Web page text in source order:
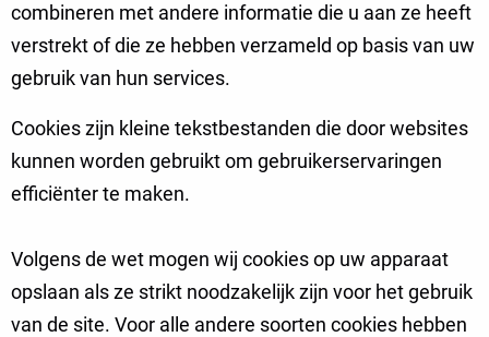
combineren met andere informatie die u aan ze heeft
verstrekt of die ze hebben verzameld op basis van uw
gebruik van hun services.
Cookies zijn kleine tekstbestanden die door websites
kunnen worden gebruikt om gebruikerservaringen
efficiënter te maken.
Volgens de wet mogen wij cookies op uw apparaat
opslaan als ze strikt noodzakelijk zijn voor het gebruik
van de site. Voor alle andere soorten cookies hebben